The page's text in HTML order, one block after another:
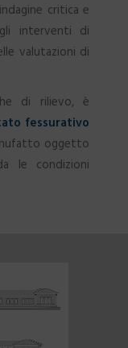
critica e
interventi di
valutazioni di
di rilievo, è
fessurativo
oggetto
le condizioni